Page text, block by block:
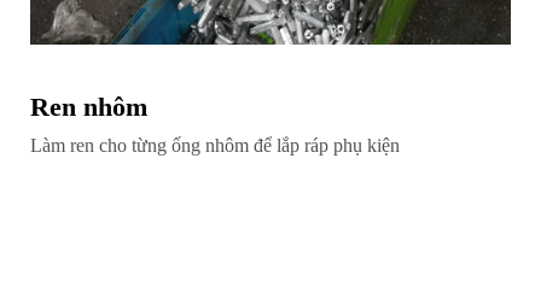
Ren nhôm
Làm ren cho từng ống nhôm để lắp ráp phụ kiện